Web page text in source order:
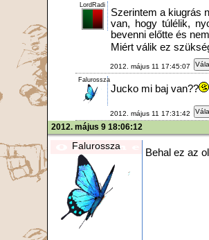
LordRadi
Szerintem a kiugrás
van, hogy túlélik,
bevenni előtte és
Miért válik ez
2012. május 11 17:45:07
Falurossza
Jucko mi baj van??
2012. május 11 17:31:42
2012. május 9 18:06:12
Falurossza
Behal ez az